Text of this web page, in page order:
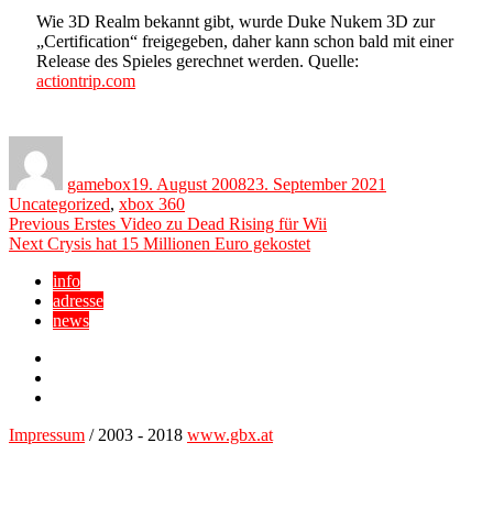
Wie 3D Realm bekannt gibt, wurde Duke Nukem 3D zur
„Certification“ freigegeben, daher kann schon bald mit einer
Release des Spieles gerechnet werden. Quelle:
actiontrip.com
gamebox19. August 200823. September 2021
Uncategorized, xbox 360
Beitragsnavigation
Previous Previous
post:
Erstes Video zu Dead Rising für Wii
Next Next
Crysis hat 15 Millionen Euro gekostet
info
adresse
news
Impressum / 2003 - 2018 www.gbx.at